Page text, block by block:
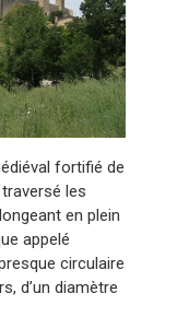
fortifié de
les
en plein
appelé
circulaire
d’un diamètre